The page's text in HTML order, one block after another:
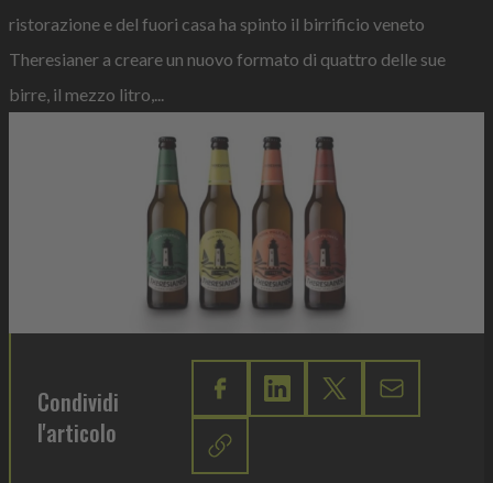
ristorazione e del fuori casa ha spinto il birrificio veneto
Theresianer a creare un nuovo formato di quattro delle sue
birre, il mezzo litro,...
Condividi
l'articolo